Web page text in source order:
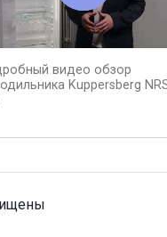
видео обзор
Kuppersberg